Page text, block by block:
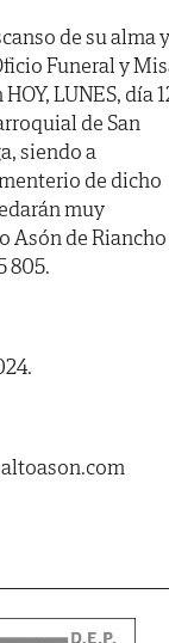
de su alma y
Funeral y
LUNES, día
de San
siendo a
de dicho
muy
Asón de
805.